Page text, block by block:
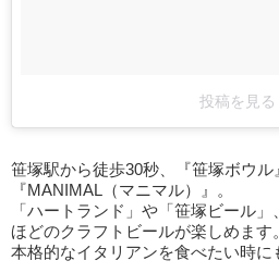
投稿を見る
笹塚駅から徒歩30秒、『笹塚ボウ
『MANIMAL（マニマル）』。
「ハートランド」や「笹塚ビール
ほどのクラフトビールが楽しめます。
本格的なイタリアンを食べたい時に